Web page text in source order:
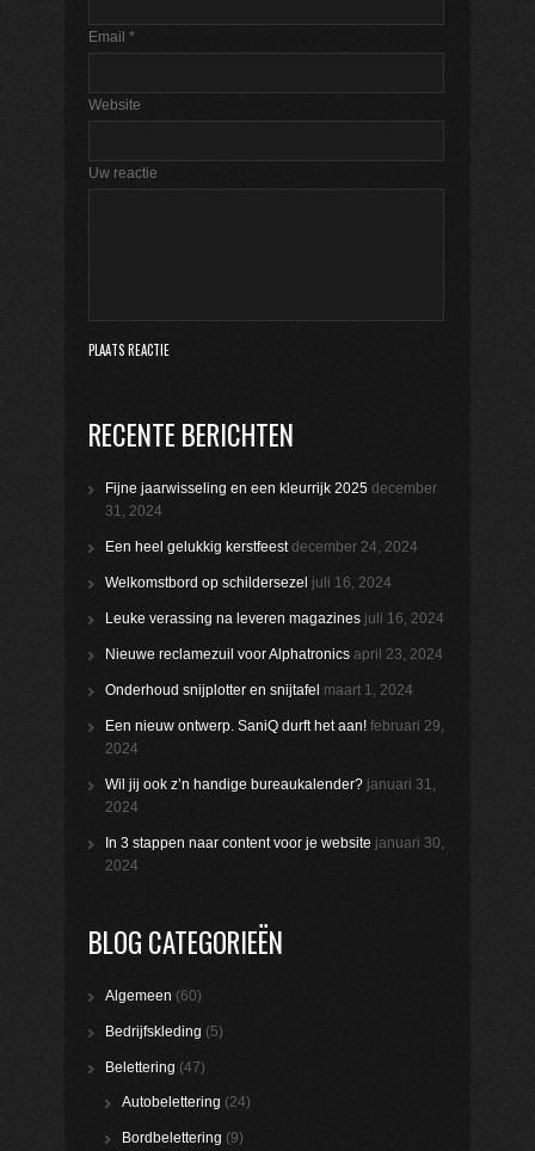
Email *
Website
Uw reactie
RECENTE BERICHTEN
Fijne jaarwisseling en een kleurrijk 2025 december
31, 2024
Een heel gelukkig kerstfeest december 24, 2024
Welkomstbord op schildersezel juli 16, 2024
Leuke verassing na leveren magazines juli 16, 2024
Nieuwe reclamezuil voor Alphatronics april 23, 2024
Onderhoud snijplotter en snijtafel maart 1, 2024
Een nieuw ontwerp. SaniQ durft het aan! februari 29,
2024
Wil jij ook z’n handige bureaukalender? januari 31,
2024
In 3 stappen naar content voor je website januari 30,
2024
BLOG CATEGORIEËN
Algemeen (60)
Bedrijfskleding (5)
Belettering (47)
Autobelettering (24)
Bordbelettering (9)